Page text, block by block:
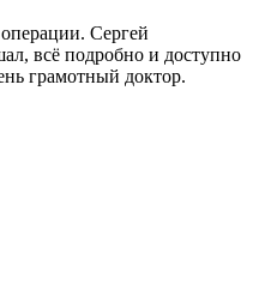
Сергей
всё подробно и доступно
грамотный доктор.